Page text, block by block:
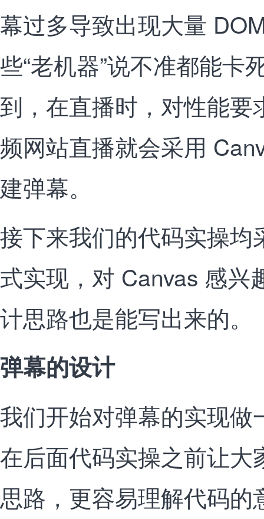
幕过多导致出现大量
些“老机器”说不准都能卡
到，在直播时，对性能
频网站直播就会采用
建弹幕。
接下来我们的代码实操
式实现，对 Canvas 感兴
计思路也是能写出来的。
弹幕的设计
我们开始对弹幕的实现做
在后面代码实操之前让大
思路，更容易理解代码